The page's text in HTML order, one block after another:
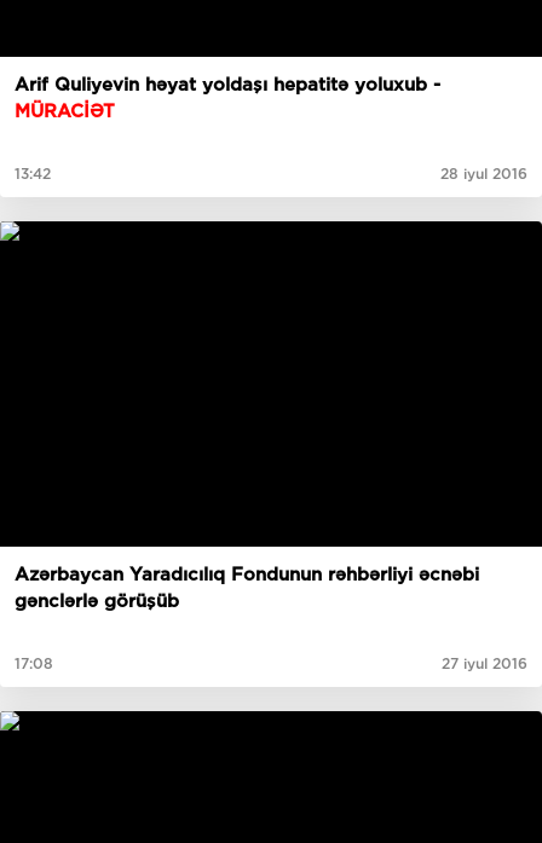
Arif Quliyevin həyat yoldaşı hepatitə yoluxub -
MÜRACİƏT
13:42 28 iyul 2016
Azərbaycan Yaradıcılıq Fondunun rəhbərliyi əcnəbi
gənclərlə görüşüb
17:08 27 iyul 2016